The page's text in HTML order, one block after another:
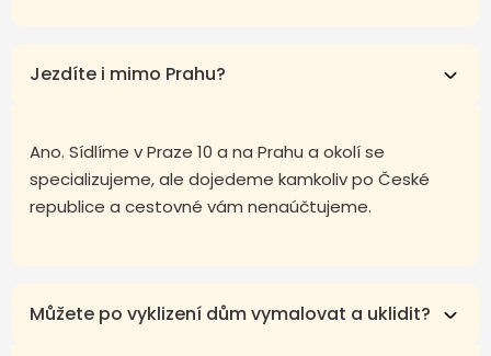
Jezdíte i mimo Prahu?
Ano. Sídlíme v Praze 10 a na Prahu a okolí se
specializujeme, ale dojedeme kamkoliv po České
republice a cestovné vám nenaúčtujeme.
Můžete po vyklizení dům vymalovat a uklidit?